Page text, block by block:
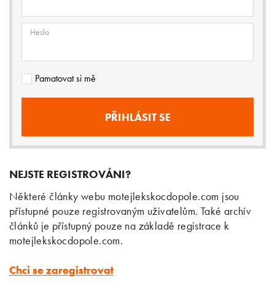
Heslo
Pamatovat si mě
NEJSTE REGISTROVÁNI?
Některé články webu motejlekskocdopole.com jsou
přístupné pouze registrovaným uživatelům. Také archív
článků je přístupný pouze na základě registrace k
motejlekskocdopole.com.
Chci se zaregistrovat